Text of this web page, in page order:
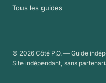
Tous les guides
© 2026 Côté P.O. — Guide
Site indépendant, sans